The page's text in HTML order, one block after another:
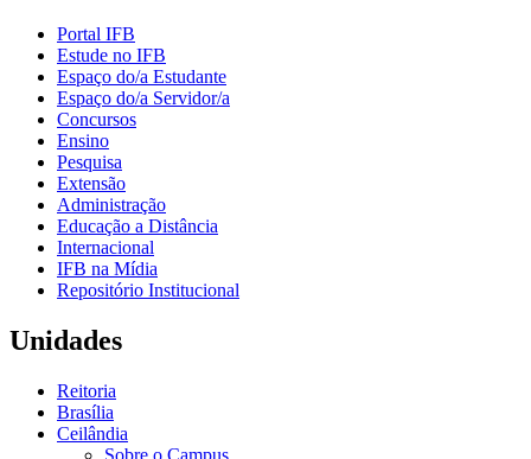
Portal IFB
Estude no IFB
Espaço do/a Estudante
Espaço do/a Servidor/a
Concursos
Ensino
Pesquisa
Extensão
Administração
Educação a Distância
Internacional
IFB na Mídia
Repositório Institucional
Unidades
Reitoria
Brasília
Ceilândia
Sobre o Campus